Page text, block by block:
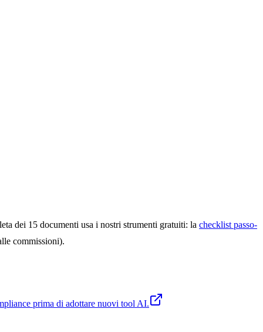
dei 15 documenti usa i nostri strumenti gratuiti: la checklist passo-
commissioni).
prima di adottare nuovi tool AI.